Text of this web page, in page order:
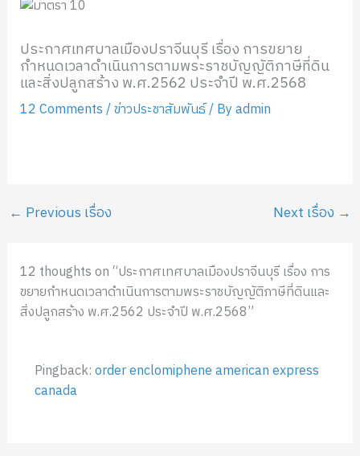
ประกาศเทศบาลเมืองปราจีนบุรี เรื่อง การขยาย
กำหนดเวลาดำเนินการตามพระราชบัญญัติภาษีที่ดิน
และสิ่งปลูกสร้าง พ.ศ.2562 ประจำปี พ.ศ.2568
12 Comments/ข่าวประชาสัมพันธ์/ Byadmin
← Previous เรื่อง Next เรื่อง →
12 thoughts on “ประกาศเทศบาลเมืองปราจีนบุรี เรื่อง การ
ขยายกำหนดเวลาดำเนินการตามพระราชบัญญัติภาษีที่ดินและ
สิ่งปลูกสร้าง พ.ศ.2562 ประจำปี พ.ศ.2568”
Pingback:order enclomiphene american express
canada